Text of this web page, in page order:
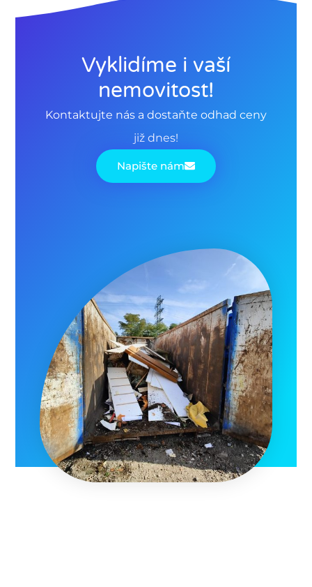
Vyklidíme i vaší
nemovitost!
Kontaktujte nás a dostaňte odhad ceny
již dnes!
Napište nám